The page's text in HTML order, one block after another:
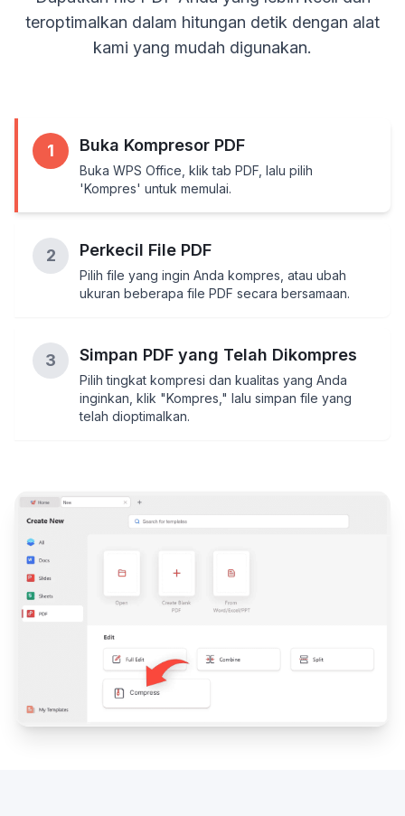
teroptimalkan dalam hitungan detik dengan alat
kami yang mudah digunakan.
1 Buka Kompresor PDF
Buka WPS Office, klik tab PDF, lalu pilih
'Kompres' untuk memulai.
2 Perkecil File PDF
Pilih file yang ingin Anda kompres, atau ubah
ukuran beberapa file PDF secara bersamaan.
3 Simpan PDF yang Telah Dikompres
Pilih tingkat kompresi dan kualitas yang Anda
inginkan, klik "Kompres," lalu simpan file yang
telah dioptimalkan.